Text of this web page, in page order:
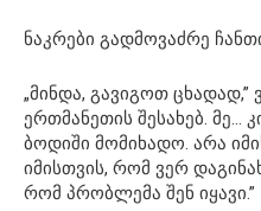
ნაკრები გადმოვაძრე
„მინდა, გავიგოთ ცხადად,”
ერთმანეთის შესახებ. მე…
ბოდიში მომიხადო. არა
იმისთვის, რომ ვერ
რომ პრობლემა შენ იყავი.”